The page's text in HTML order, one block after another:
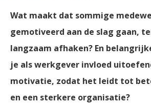
Wat maakt dat sommige
gemotiveerd aan de slag gaan,
langzaam afhaken? En
je als werkgever invloed
motivatie, zodat het leidt tot
en een sterkere organisatie?